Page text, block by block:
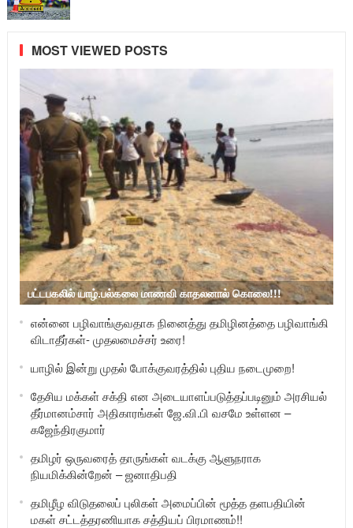
MOST VIEWED POSTS
பட்டபகலில் யாழ்.பல்கலை மாணவி காதலனால் கொலை!!!
என்னை பழிவாங்குவதாக நினைத்து தமிழினத்தை பழிவாங்கி
விடாதீர்கள்- முதலமைச்சர் உரை!
யாழில் இன்று முதல் போக்குவரத்தில் புதிய நடைமுறை!
தேசிய மக்கள் சக்தி என அடையாளப்படுத்தப்படினும் அரசியல்
தீர்மானம்சார் அதிகாரங்கள் ஜே.வி.பி வசமே உள்ளன –
கஜேந்திரகுமார்
தமிழர் ஒருவரைத் தாருங்கள் வடக்கு ஆளுநராக
நியமிக்கின்றேன் – ஜனாதிபதி
தமிழீழ விடுதலைப் புலிகள் அமைப்பின் மூத்த தளபதியின்
மகள் சட்டத்தரணியாக சத்தியப் பிரமாணம்!!